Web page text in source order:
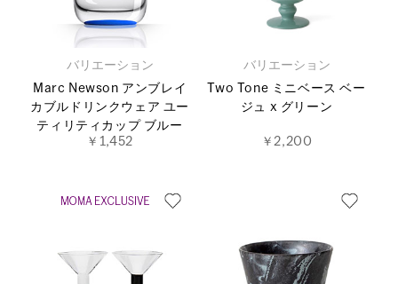
バリエーション
Marc Newson アンブレイ
カブルドリンクウェア ユー
ティリティカップ ブルー
￥1,452
バリエーション
Two Tone ミニベース ベー
ジュ x グリーン
￥2,200